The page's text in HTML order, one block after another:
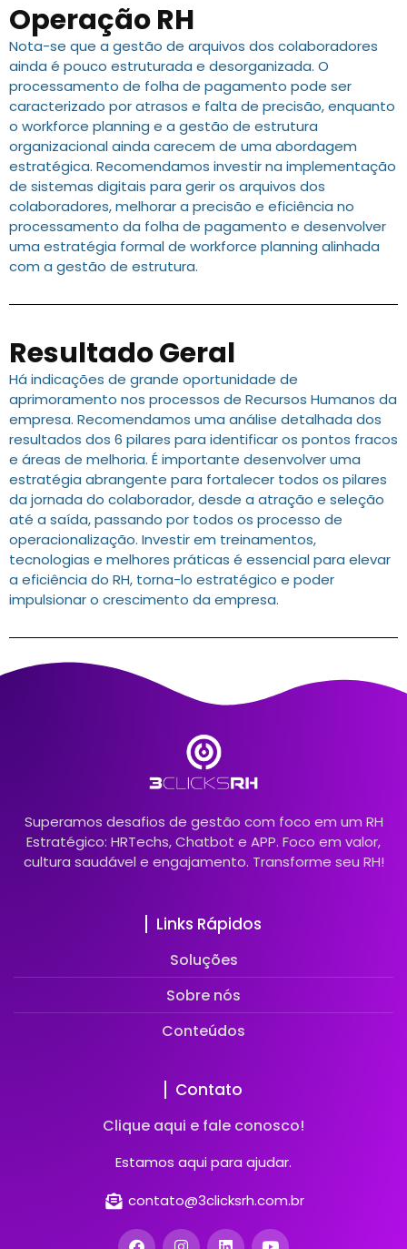
Operação RH
Nota-se que a gestão de arquivos dos colaboradores
ainda é pouco estruturada e desorganizada. O
processamento de folha de pagamento pode ser
caracterizado por atrasos e falta de precisão, enquanto
o workforce planning e a gestão de estrutura
organizacional ainda carecem de uma abordagem
estratégica. Recomendamos investir na implementação
de sistemas digitais para gerir os arquivos dos
colaboradores, melhorar a precisão e eficiência no
processamento da folha de pagamento e desenvolver
uma estratégia formal de workforce planning alinhada
com a gestão de estrutura.
Resultado Geral
Há indicações de grande oportunidade de
aprimoramento nos processos de Recursos Humanos da
empresa. Recomendamos uma análise detalhada dos
resultados dos 6 pilares para identificar os pontos fracos
e áreas de melhoria. É importante desenvolver uma
estratégia abrangente para fortalecer todos os pilares
da jornada do colaborador, desde a atração e seleção
até a saída, passando por todos os processo de
operacionalização. Investir em treinamentos,
tecnologias e melhores práticas é essencial para elevar
a eficiência do RH, torna-lo estratégico e poder
impulsionar o crescimento da empresa.
Superamos desafios de gestão com foco em um RH
Estratégico: HRTechs, Chatbot e APP. Foco em valor,
cultura saudável e engajamento. Transforme seu RH!
Links Rápidos
Soluções
Sobre nós
Conteúdos
Contato
Clique aqui e fale conosco!
Estamos aqui para ajudar.
contato@3clicksrh.com.br